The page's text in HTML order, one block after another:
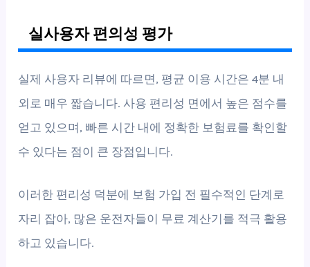
실사용자 편의성 평가
실제 사용자 리뷰에 따르면, 평균 이용 시간은 4분 내
외로 매우 짧습니다. 사용 편리성 면에서 높은 점수를
얻고 있으며, 빠른 시간 내에 정확한 보험료를 확인할
수 있다는 점이 큰 장점입니다.
이러한 편리성 덕분에 보험 가입 전 필수적인 단계로
자리 잡아, 많은 운전자들이 무료 계산기를 적극 활용
하고 있습니다.